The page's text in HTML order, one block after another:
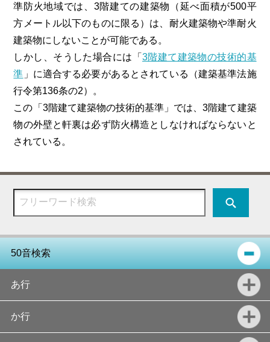
準防火地域では、3階建ての建築物（延べ面積が500平
方メートル以下のものに限る）は、耐火建築物や準耐火
建築物にしないことが可能である。
しかし、そうした場合には「 3階建て建築物の技術的基
準 」に適合する必要があるとされている（建築基準法施
行令第136条の2）。
この「3階建て建築物の技術的基準」では、3階建て建築
物の外壁と軒裏は必ず防火構造としなければならないと
されている。
50音検索
あ行
か行